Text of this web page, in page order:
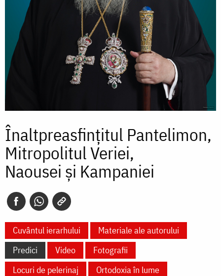
Înaltpreasfințitul Pantelimon,
Mitropolitul Veriei,
Naousei și Kampaniei
Cuvântul ierarhului
Materiale ale autorului
Predici
Video
Fotografii
Locuri de pelerinaj
Ortodoxia în lume